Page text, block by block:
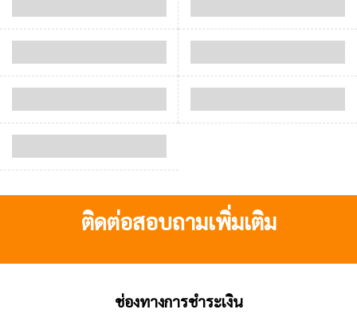
ติดต่อสอบถามเพิ่มเติม
ช่องทางการชำระเงิน